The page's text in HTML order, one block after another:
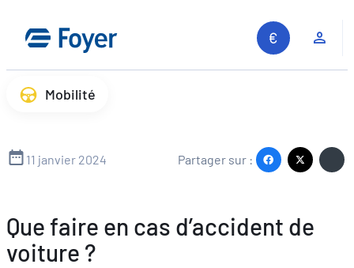
contenu
Mobilité
11 janvier 2024 Partager sur :
Que faire en cas d’accident de
voiture ?